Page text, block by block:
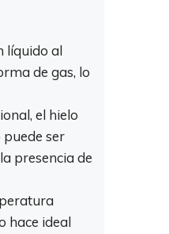
líquido al
de gas, lo
el hielo
puede ser
presencia de
hace ideal